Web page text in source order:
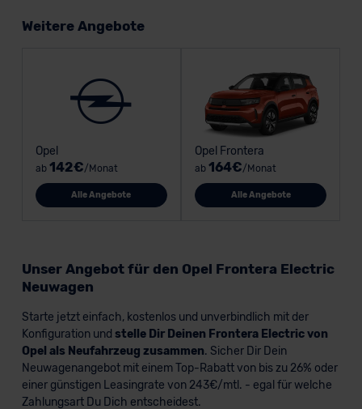
Weitere Angebote
Opel
ab 142€/Monat
Alle Angebote
Opel Frontera
ab 164€/Monat
Alle Angebote
Unser Angebot für den Opel Frontera Electric
Neuwagen
Starte jetzt einfach, kostenlos und unverbindlich mit der
Konfiguration und stelle Dir Deinen Frontera Electric von
Opel als Neufahrzeug zusammen. Sicher Dir Dein
Neuwagenangebot mit einem Top-Rabatt von bis zu 26% oder
einer günstigen Leasingrate von 243€/mtl. - egal für welche
Zahlungsart Du Dich entscheidest.